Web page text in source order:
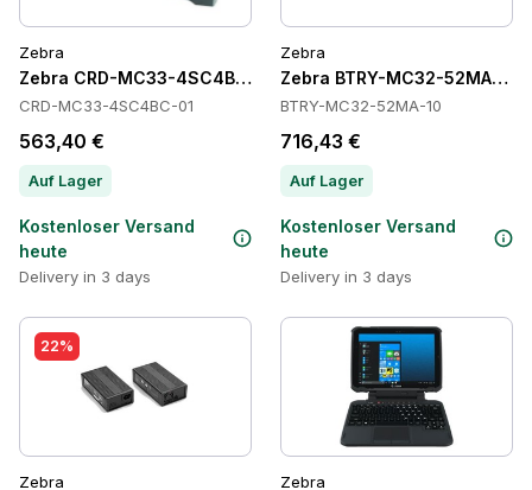
Zebra
Zebra CRD-MC33-4SC4BC-01 Cradles
CRD-MC33-4SC4BC-01
563,40 €
Auf Lager
Kostenloser Versand
heute
Delivery in 3 days
Zebra
Zebra BTRY-MC32-52MA-10
BTRY-MC32-52MA-10
716,43 €
Auf Lager
Kostenloser Versand
heute
Delivery in 3 days
22%
Zebra Zebra